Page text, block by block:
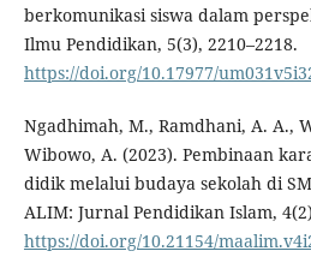
berkomunikasi siswa dalam
Ilmu Pendidikan, 5(3), 2210–2218.
https://doi.org/10.17977/
Ngadhimah, M., Ramdhani, A. A.,
Wibowo, A. (2023). Pembinaan
didik melalui budaya sekolah di
ALIM: Jurnal Pendidikan Islam,
https://doi.org/10.21154/